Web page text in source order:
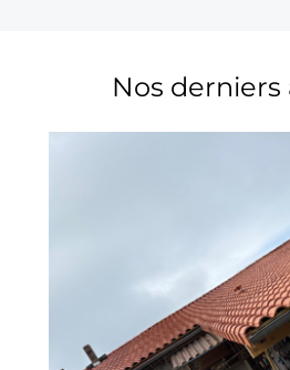
Nos derniers